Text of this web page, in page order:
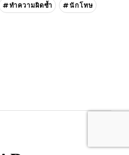
#ทำความผิดซ้ำ
#นักโทษ